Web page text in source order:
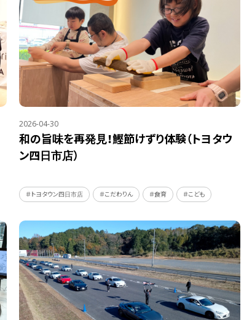
2026-04-30
和の旨味を再発見！鰹節けずり体験（トヨタウ
ン四日市店）
＃トヨタウン四日市店 ＃こだわりん ＃食育 ＃こども